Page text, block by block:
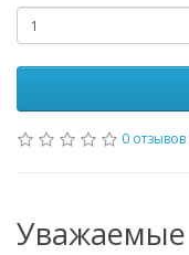
0 отзывов
Уважаемые